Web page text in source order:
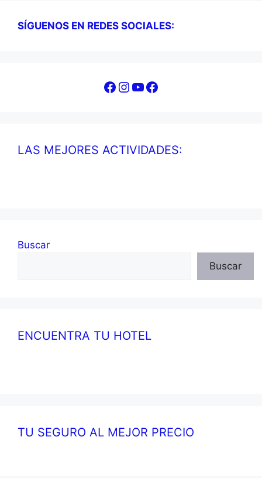
SÍGUENOS EN REDES SOCIALES:
Facebook
Instagram
YouTube
Facebook
LAS MEJORES ACTIVIDADES:
Buscar
Buscar
ENCUENTRA TU HOTEL
TU SEGURO AL MEJOR PRECIO